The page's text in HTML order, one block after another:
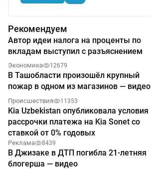
Рекомендуем
Автор идеи налога на проценты по
вкладам выступил с разъяснением
Экономика 12679
В Ташобласти произошёл крупный
пожар в одном из магазинов — видео
Происшествия 11353
Kia Uzbekistan опубликовала условия
рассрочки платежа на Kia Sonet со
ставкой от 0% годовых
Реклама 8439
В Джизаке в ДТП погибла 21-летняя
блогерша — видео